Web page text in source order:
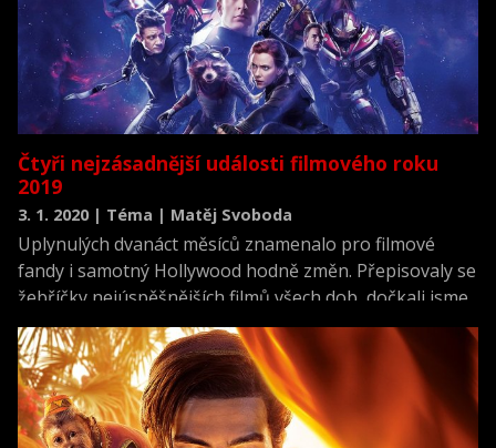
Čtyři nejzásadnější události filmového roku
2019
3. 1. 2020 | Téma | Matěj Svoboda
Uplynulých dvanáct měsíců znamenalo pro filmové
fandy i samotný Hollywood hodně změn. Přepisovaly se
žebříčky nejúspěšnějších filmů všech dob, dočkali jsme
se velkých překvapení i ještě větších zklamání a možná,
že se potichu změnila i pravidla, podle kterých filmový
průmysl hraje. Co nejzajímavějšího se ve filmovém
světě vloni událo?